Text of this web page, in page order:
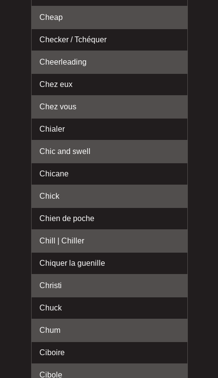
Cheap
Checker / Tchéquer
Cheerleading
Chez eux
Chez vous
Chialer
Chic and swell
Chicane
Chick
Chien de poche
Chill | Chiller
Chiquer la guenille
Christi
Chuck
Chum
Ciboire
Cibole